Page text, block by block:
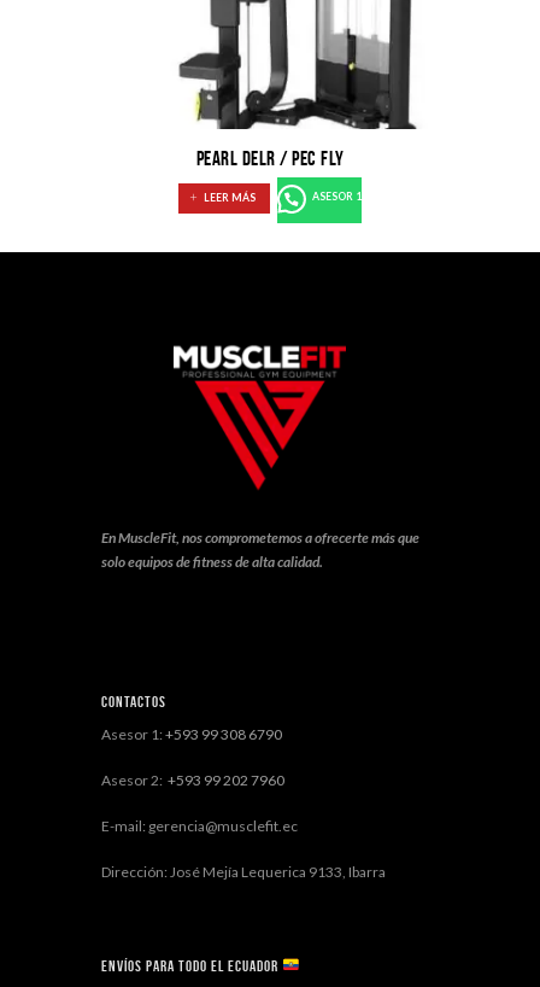
PEARL DELR / PEC FLY
LEER MÁS ASESOR 1
En MuscleFit, nos comprometemos a ofrecerte más que
solo equipos de fitness de alta calidad.
Contactos
Asesor 1: +593 99 308 6790
Asesor 2: +593 99 202 7960
E-mail: gerencia@musclefit.ec
Dirección: José Mejía Lequerica 9133, Ibarra
Envíos para todo el ECUADOR